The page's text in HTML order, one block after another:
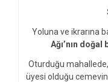
Yoluna ve ikrarına
Ağı’nın
Oturduğu mahallede,
üyesi olduğu